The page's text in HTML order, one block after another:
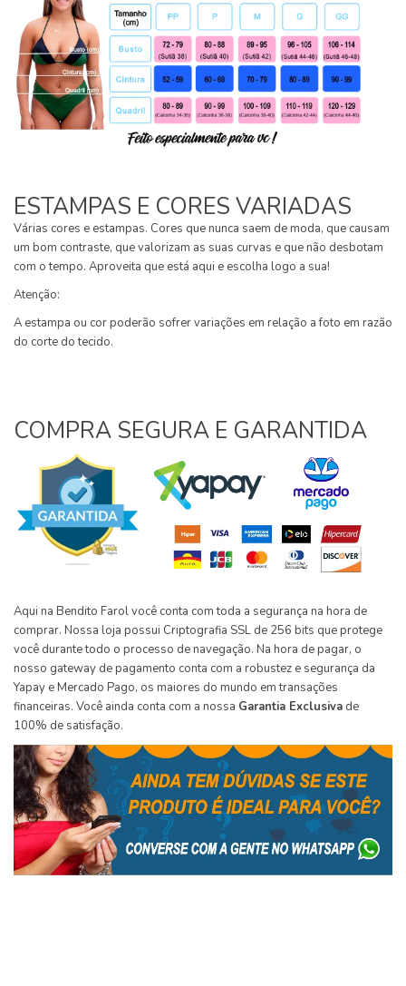
ESTAMPAS E CORES VARIADAS
Várias cores e estampas. Cores que nunca saem de moda, que causam
um bom contraste, que valorizam as suas curvas e que não desbotam
com o tempo. Aproveita que está aqui e escolha logo a sua!
Atenção:
A estampa ou cor poderão sofrer variações em relação a foto em razão
do corte do tecido.
COMPRA SEGURA E GARANTIDA
Aqui na Bendito Farol você conta com toda a segurança na hora de
comprar. Nossa loja possui Criptografia SSL de 256 bits que protege
você durante todo o processo de navegação. Na hora de pagar, o
nosso gateway de pagamento conta com a robustez e segurança da
Yapay e Mercado Pago, os maiores do mundo em transações
financeiras. Você ainda conta com a nossa Garantia Exclusiva de
100% de satisfação.